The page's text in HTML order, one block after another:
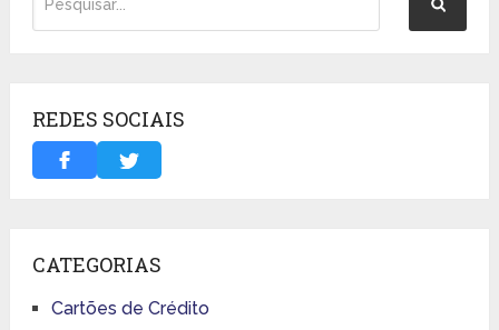
REDES SOCIAIS
CATEGORIAS
Cartões de Crédito